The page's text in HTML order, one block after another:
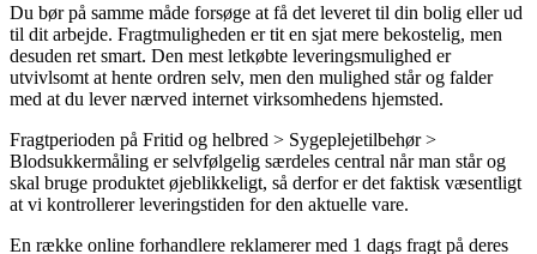
Du bør på samme måde forsøge at få det leveret til din bolig eller ud
til dit arbejde. Fragtmuligheden er tit en sjat mere bekostelig, men
desuden ret smart. Den mest letkøbte leveringsmulighed er
utvivlsomt at hente ordren selv, men den mulighed står og falder
med at du lever nærved internet virksomhedens hjemsted.
Fragtperioden på Fritid og helbred > Sygeplejetilbehør >
Blodsukkermåling er selvfølgelig særdeles central når man står og
skal bruge produktet øjeblikkeligt, så derfor er det faktisk væsentligt
at vi kontrollerer leveringstiden for den aktuelle vare.
En række online forhandlere reklamerer med 1 dags fragt på deres